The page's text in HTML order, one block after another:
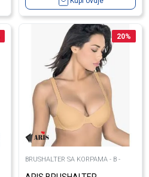
20%
BRUSHALTER SA KORPAMA - B -